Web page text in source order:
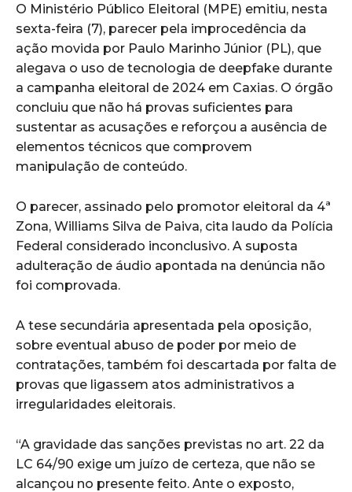
O Ministério Público Eleitoral (MPE) emitiu, nesta
sexta-feira (7), parecer pela improcedência da
ação movida por Paulo Marinho Júnior (PL), que
alegava o uso de tecnologia de deepfake durante
a campanha eleitoral de 2024 em Caxias. O órgão
concluiu que não há provas suficientes para
sustentar as acusações e reforçou a ausência de
elementos técnicos que comprovem
manipulação de conteúdo.
O parecer, assinado pelo promotor eleitoral da 4ª
Zona, Williams Silva de Paiva, cita laudo da Polícia
Federal considerado inconclusivo. A suposta
adulteração de áudio apontada na denúncia não
foi comprovada.
A tese secundária apresentada pela oposição,
sobre eventual abuso de poder por meio de
contratações, também foi descartada por falta de
provas que ligassem atos administrativos a
irregularidades eleitorais.
“A gravidade das sanções previstas no art. 22 da
LC 64/90 exige um juízo de certeza, que não se
alcançou no presente feito. Ante o exposto,